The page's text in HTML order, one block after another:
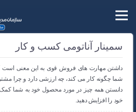
سمینار آناتومی کسب و کار
داشتن مهارت های فروش قوی به این معنی است
شما چگونه کار می کند، چه ارزشی دارد و چرا
دانستن همه چیز در مورد محصول خود به شما کمک
خود را افزایش دهید.